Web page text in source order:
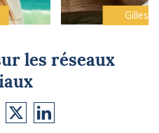
Gilles
les réseaux